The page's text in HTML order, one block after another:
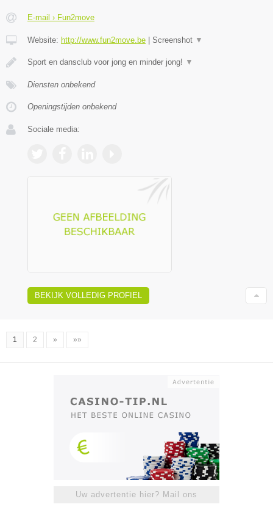
E-mail › Fun2move
Website: http://www.fun2move.be | Screenshot ▼
Sport en dansclub voor jong en minder jong! ▼
Diensten onbekend
Openingstijden onbekend
Sociale media:
BEKIJK VOLLEDIG PROFIEL
1 2 » »»
Uw advertentie hier? Mail ons